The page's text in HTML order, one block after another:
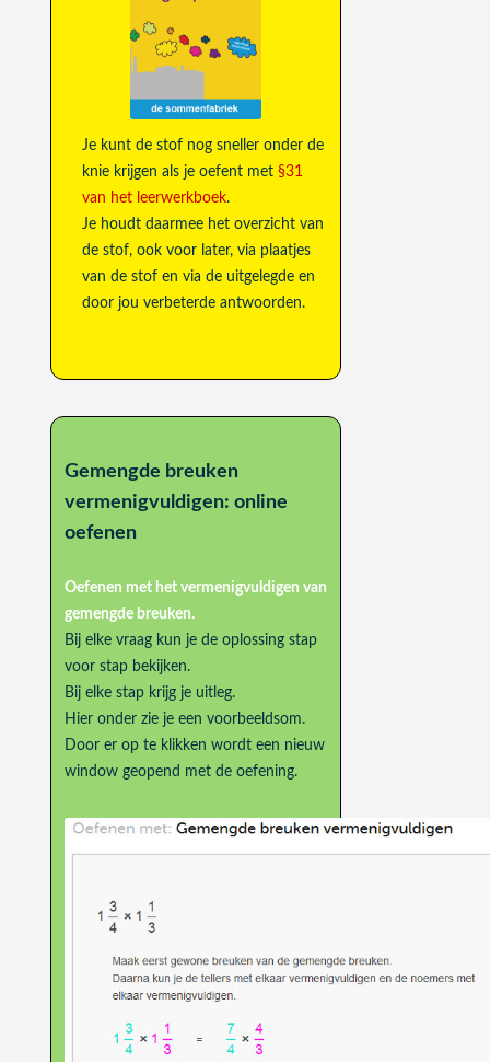
Je kunt de stof nog sneller onder de
knie krijgen als je oefent met §31
van het leerwerkboek.
Je houdt daarmee het overzicht van
de stof, ook voor later, via plaatjes
van de stof en via de uitgelegde en
door jou verbeterde antwoorden.
Gemengde breuken
vermenigvuldigen: online
oefenen
Oefenen met het vermenigvuldigen van
gemengde breuken.
Bij elke vraag kun je de oplossing stap
voor stap bekijken.
Bij elke stap krijg je uitleg.
Hier onder zie je een voorbeeldsom.
Door er op te klikken wordt een nieuw
window geopend met de oefening.